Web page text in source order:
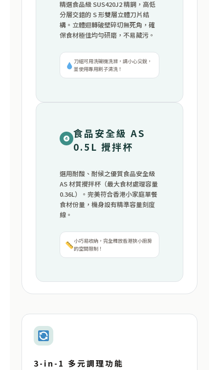
精選食品級 SUS420J2 精鋼，高低
分層交錯的 S 形雙層立體刀片結
構。立體迴轉破壁碎切無死角，確
保食材極佳均勻研磨，不易藏污。
刀組可用洗碗機洗滌，請小心尖銳，
並使用專用刷子清洗！
❹ 食品安全級 AS
0.5L 攪拌杯
選用耐酸、耐候之優質食品安全級
AS 材質攪拌杯（最大食材處理容量
0.36L）。完美符合香港小家庭單餐
食材份量，機身設有精準容量刻度
線。
小巧易收納，完全釋放香港狹小廚房
的空間限制！
3-in-1 多元調理功能